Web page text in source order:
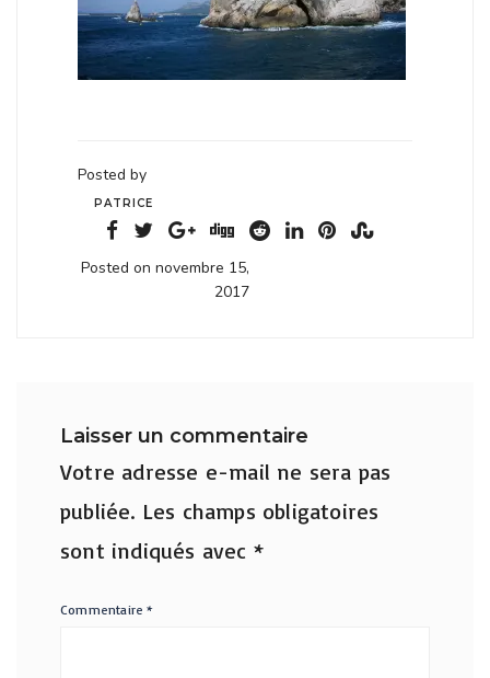
Posted by
PATRICE
Posted on novembre 15,
2017
Laisser un commentaire
Votre adresse e-mail ne sera pas
publiée. Les champs obligatoires
sont indiqués avec *
Commentaire*